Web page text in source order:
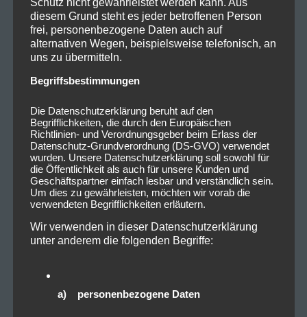
diesem Grund steht es jeder betroffenen Person
frei, personenbezogene Daten auch auf
alternativen Wegen, beispielsweise telefonisch, an
uns zu übermitteln.
Begriffsbestimmungen
Die Datenschutzerklärung beruht auf den
Begrifflichkeiten, die durch den Europäischen
Richtlinien- und Verordnungsgeber beim Erlass der
Datenschutz-Grundverordnung (DS-GVO) verwendet
wurden. Unsere Datenschutzerklärung soll sowohl für
die Öffentlichkeit als auch für unsere Kunden und
Geschäftspartner einfach lesbar und verständlich sein.
Um dies zu gewährleisten, möchten wir vorab die
verwendeten Begrifflichkeiten erläutern.
Wir verwenden in dieser Datenschutzerklärung
unter anderem die folgenden Begriffe:
a) personenbezogene Daten